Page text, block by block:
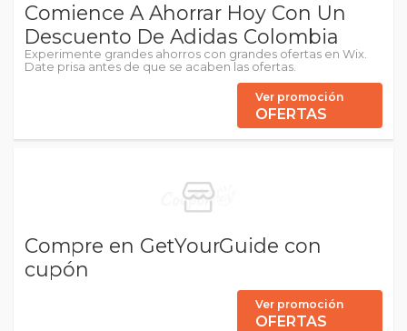
Comience A Ahorrar Hoy Con Un
Descuento De Adidas Colombia
Experimente grandes ahorros con grandes ofertas en Wix.
Date prisa antes de que se acaben las ofertas.
Ver promoción
OFERTAS
Compre en GetYourGuide con
cupón
Ver promoción
OFERTAS